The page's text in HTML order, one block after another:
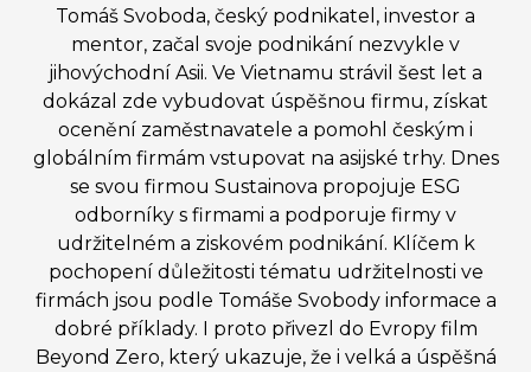
Tomáš Svoboda, český podnikatel, investor a
mentor, začal svoje podnikání nezvykle v
jihovýchodní Asii. Ve Vietnamu strávil šest let a
dokázal zde vybudovat úspěšnou firmu, získat
ocenění zaměstnavatele a pomohl českým i
globálním firmám vstupovat na asijské trhy. Dnes
se svou firmou Sustainova propojuje ESG
odborníky s firmami a podporuje firmy v
udržitelném a ziskovém podnikání. Klíčem k
pochopení důležitosti tématu udržitelnosti ve
firmách jsou podle Tomáše Svobody informace a
dobré příklady. I proto přivezl do Evropy film
Beyond Zero, který ukazuje, že i velká a úspěšná